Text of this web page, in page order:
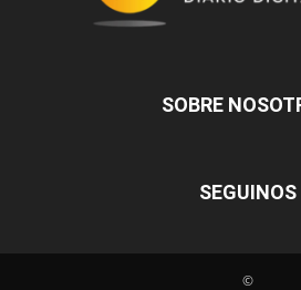
SOBRE
SEGUINOS
©